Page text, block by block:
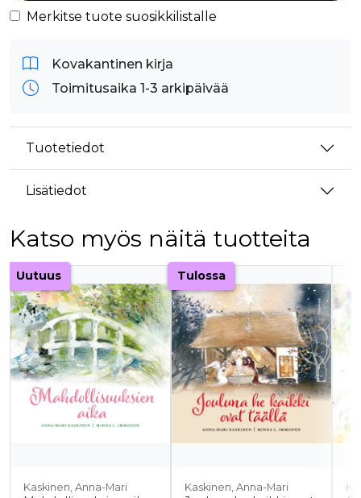
Merkitse tuote suosikkilistalle
Kovakantinen kirja
Toimitusaika 1-3 arkipäivää
Tuotetiedot
Lisätiedot
Katso myös näitä tuotteita
Tuoteluettelon alku
Uutuus
Kaskinen, Anna-Mari
Tulossa
Kaskinen, Anna-Mari